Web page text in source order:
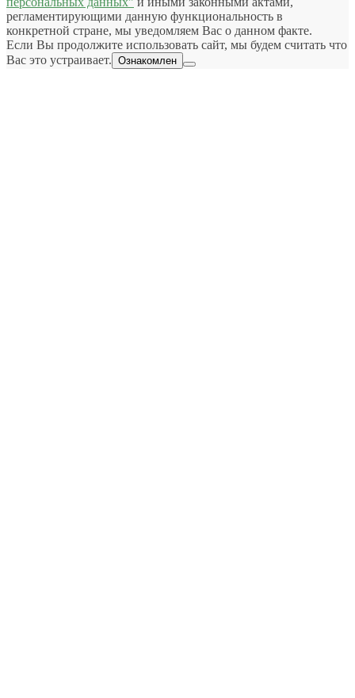
регламентирующими данную функциональность в
конкретной стране, мы уведомляем Вас о данном факте.
Если Вы продолжите использовать сайт, мы будем считать что
Вас это устраивает. Ознакомлен